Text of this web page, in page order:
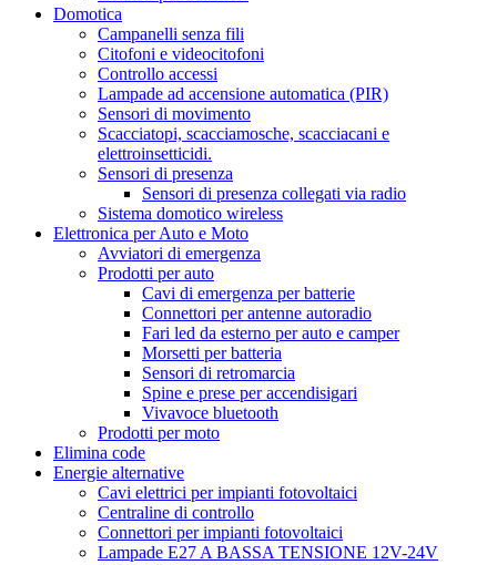
Domotica
Campanelli senza fili
Citofoni e videocitofoni
Controllo accessi
Lampade ad accensione automatica (PIR)
Sensori di movimento
Scacciatopi, scacciamosche, scacciacani e
elettroinsetticidi.
Sensori di presenza
Sensori di presenza collegati via radio
Sistema domotico wireless
Elettronica per Auto e Moto
Avviatori di emergenza
Prodotti per auto
Cavi di emergenza per batterie
Connettori per antenne autoradio
Fari led da esterno per auto e camper
Morsetti per batteria
Sensori di retromarcia
Spine e prese per accendisigari
Vivavoce bluetooth
Prodotti per moto
Elimina code
Energie alternative
Cavi elettrici per impianti fotovoltaici
Centraline di controllo
Connettori per impianti fotovoltaici
Lampade E27 A BASSA TENSIONE 12V-24V